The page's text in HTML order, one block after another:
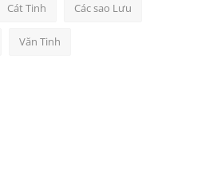
Cát Tinh Các sao Lưu
Văn Tinh